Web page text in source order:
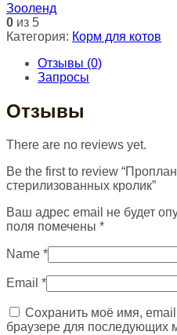
Зооленд
0 из 5
Категория: Корм для котов
Отзывы (0)
Запросы
Отзывы
There are no reviews yet.
Be the first to review
стерилизованных кролик”
Ваш адрес email не будет
поля помечены *
Name *
Email *
Сохранить моё имя,
браузере для последующих